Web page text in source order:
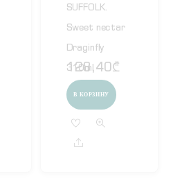
SUFFOLK.
Sweet nectar
Draginfly
310ml
128,40₾
В КОРЗИНУ
Share